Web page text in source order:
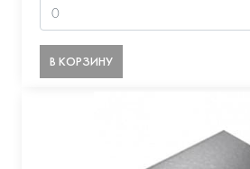
В КОРЗИНУ